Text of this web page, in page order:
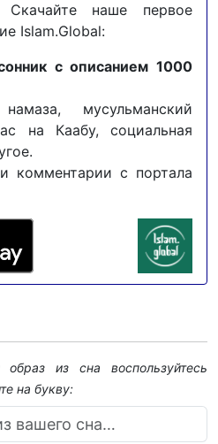
Скачайте наше первое
Islam.Global:
с описанием 1000
мусульманский
на Каабу, социальная
комментарии с портала
из сна воспользуйтесь
на букву: